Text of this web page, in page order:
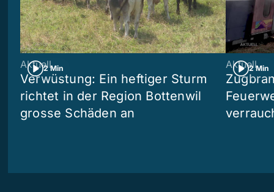
2 Min
Aktuell
Verwüstung: Ein heftiger Sturm
richtet in der Region Bottenwil
grosse Schäden an
2 Min
Aktuell